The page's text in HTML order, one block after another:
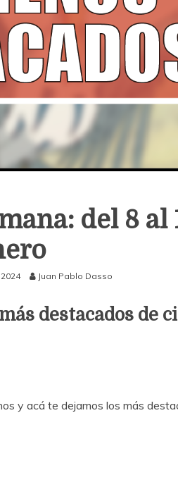
del 8 al
Juan Pablo Dasso
destacados de
y acá te dejamos los más